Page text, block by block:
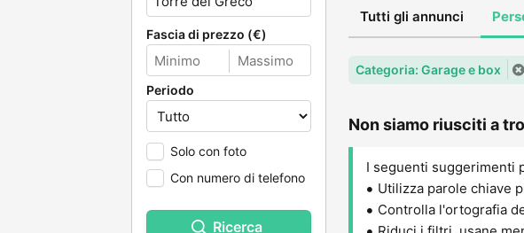
Fascia di prezzo (€)
Periodo
Solo con foto
Con numero di telefono
Ricerca
Tutti gli annunci
Categoria: Garage e box
Non siamo riusciti a
I seguenti suggerimenti
Utilizza parole chiave
Controlla l'ortografia